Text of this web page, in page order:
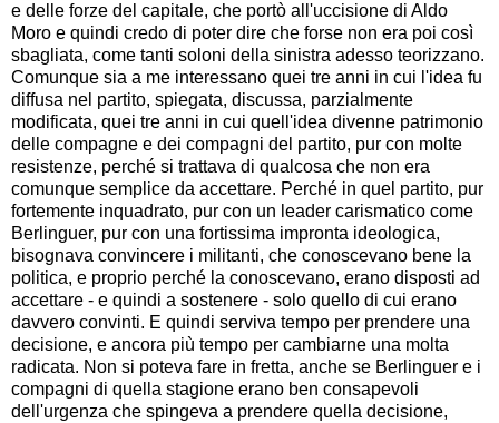
e delle forze del capitale, che portò all'uccisione di Aldo
Moro e quindi credo di poter dire che forse non era poi così
sbagliata, come tanti soloni della sinistra adesso teorizzano.
Comunque sia a me interessano quei tre anni in cui l'idea fu
diffusa nel partito, spiegata, discussa, parzialmente
modificata, quei tre anni in cui quell'idea divenne patrimonio
delle compagne e dei compagni del partito, pur con molte
resistenze, perché si trattava di qualcosa che non era
comunque semplice da accettare. Perché in quel partito, pur
fortemente inquadrato, pur con un leader carismatico come
Berlinguer, pur con una fortissima impronta ideologica,
bisognava convincere i militanti, che conoscevano bene la
politica, e proprio perché la conoscevano, erano disposti ad
accettare - e quindi a sostenere - solo quello di cui erano
davvero convinti. E quindi serviva tempo per prendere una
decisione, e ancora più tempo per cambiarne una molta
radicata. Non si poteva fare in fretta, anche se Berlinguer e i
compagni di quella stagione erano ben consapevoli
dell'urgenza che spingeva a prendere quella decisione,